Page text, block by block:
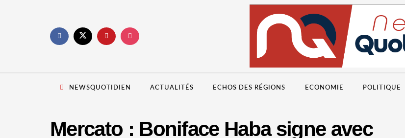
NEWSQUOTIDIEN ACTUALITÉS ECHOS DES RÉGIONS ECONOMIE POLITIQUE
Mercato : Boniface Haba signe avec